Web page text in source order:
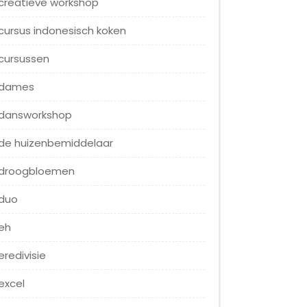
indonesisch koken
huizenbemiddelaar